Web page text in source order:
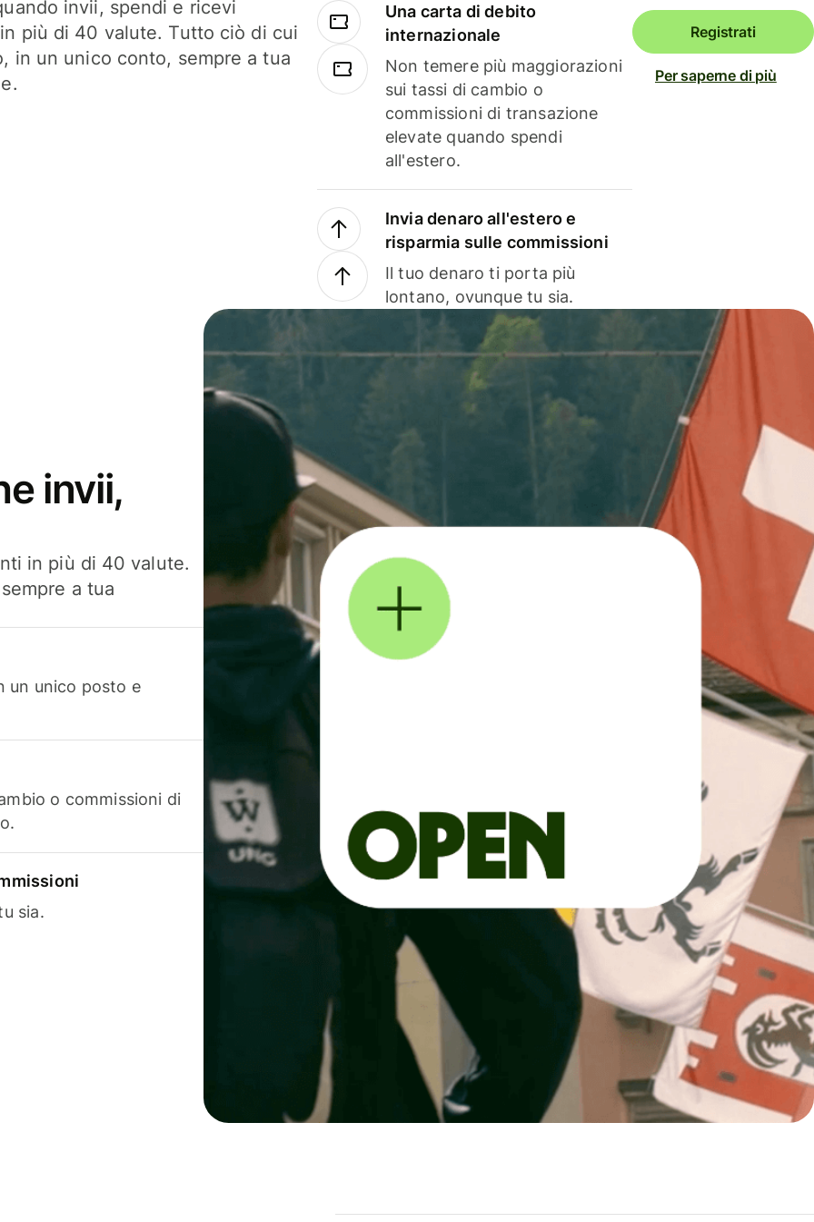
invii, spendi e ricevi
più di 40 valute. Tutto ciò di cui
in un unico conto, sempre a tua
Una carta di debito
internazionale
Non temere più maggiorazioni
sui tassi di cambio o
commissioni di transazione
elevate quando spendi
all'estero.
Invia denaro all'estero e
risparmia sulle commissioni
Il tuo denaro ti porta più
lontano, ovunque tu sia.
Registrati
Per saperne di più
invii,
in più di 40 valute.
a tua
un unico posto e
o commissioni di
sia.